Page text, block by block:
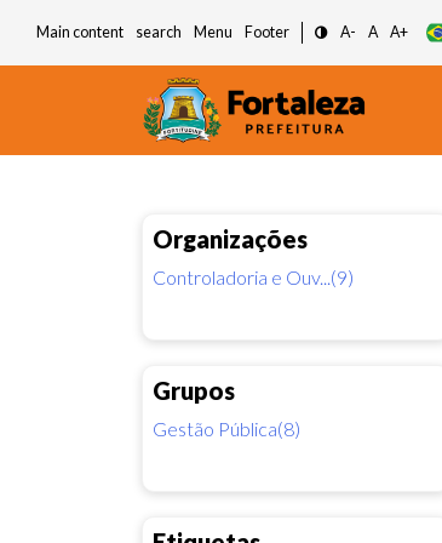
Main content search Menu Footer A- A A+
Organizações
Controladoria e Ouv...(9)
Grupos
Gestão Pública(8)